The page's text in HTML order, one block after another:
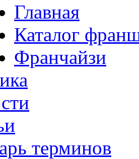
Главная
Каталог
Франчайзи
терминов